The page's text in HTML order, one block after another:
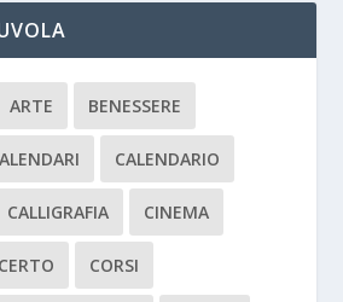
ARTE BENESSERE
CALENDARIO
CALLIGRAFIA CINEMA
CORSI